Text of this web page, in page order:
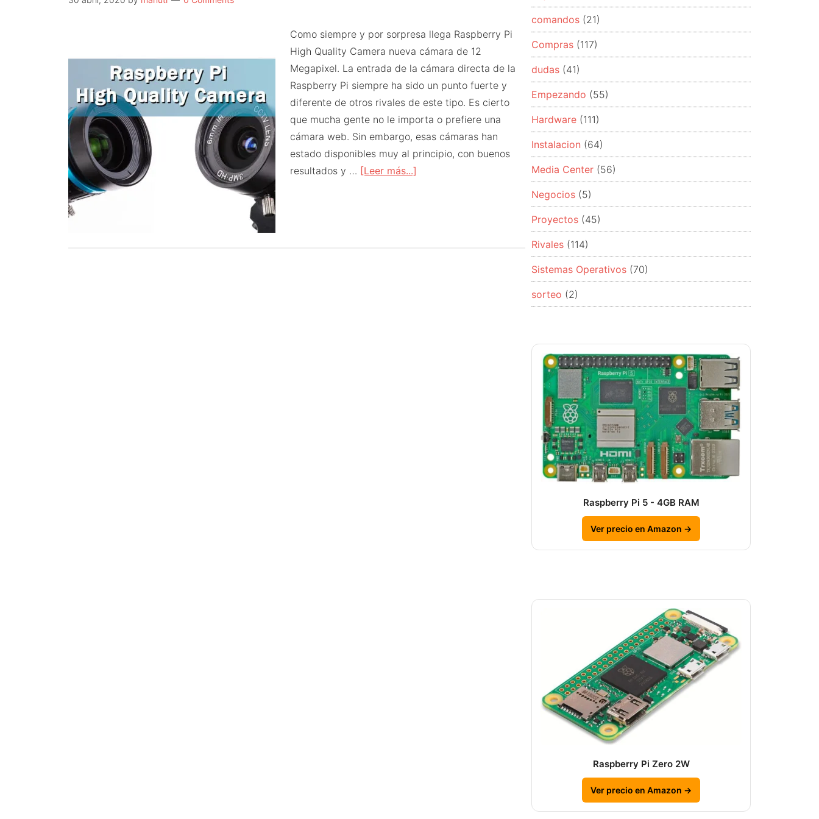
Como siempre y por sorpresa llega Raspberry Pi
High Quality Camera nueva cámara de 12
Megapixel. La entrada de la cámara directa de la
Raspberry Pi siempre ha sido un punto fuerte y
diferente de otros rivales de este tipo. Es cierto
que mucha gente no le importa o prefiere una
cámara web. Sin embargo, esas cámaras han
estado disponibles muy al principio, con buenos
resultados y … [Leer más...]
comandos (21)
Compras (117)
dudas (41)
Empezando (55)
Hardware (111)
Instalacion (64)
Media Center (56)
Negocios (5)
Proyectos (45)
Rivales (114)
Sistemas Operativos (70)
sorteo (2)
Raspberry Pi 5 - 4GB RAM
Ver precio en Amazon →
Raspberry Pi Zero 2W
Ver precio en Amazon →